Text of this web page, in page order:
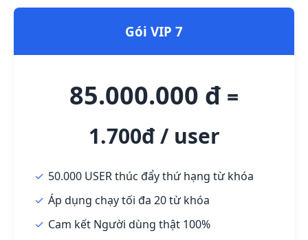
Gói VIP 7
85.000.000 đ =
1.700đ / user
50.000 USER thúc đẩy thứ hạng từ khóa
Áp dụng chạy tối đa 20 từ khóa
Cam kết Người dùng thật 100%